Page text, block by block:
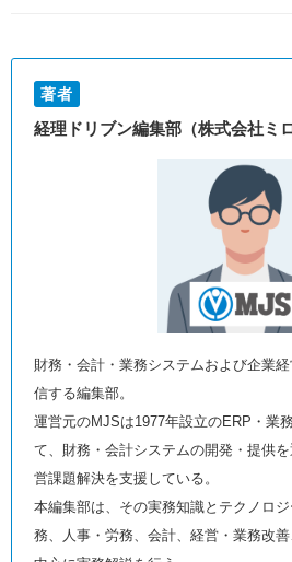
著者
経理ドリブン編集部（株式会社ミ
財務・会計・業務システムおよび企業
信する編集部。
運営元のMJSは1977年設立のERP・業
て、財務・会計システムの開発・提供
営課題解決を支援している。
本編集部は、その実務知識とテクノロ
務、人事・労務、会計、経営・業務改